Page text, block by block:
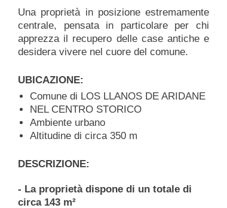
Una proprietà in posizione estremamente
centrale, pensata in particolare per chi
apprezza il recupero delle case antiche e
desidera vivere nel cuore del comune.
UBICAZIONE:
Comune di LOS LLANOS DE ARIDANE
NEL CENTRO STORICO
Ambiente urbano
Altitudine di circa 350 m
DESCRIZIONE:
- La proprietà dispone di un totale di
circa 143 m²